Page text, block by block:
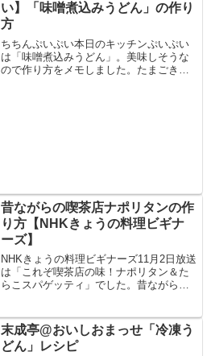
い】「味噌煮込みうどん」の作り
方
ちちんぷいぷい本日のキッチンぷいぷい
は「味噌煮込みうどん」。美味しそうな
ので作り方をメモしました。たまごきん
昔ながらの喫茶店ナポリタンの作
り方【NHKきょうの料理ビギナ
ーズ】
NHKきょうの料理ビギナーズ11月2日放送
は「これぞ喫茶店の味！ナポリタン＆た
らこスパゲッティ」でした。昔ながらの
末成亭@おいしおまっせ「冷凍う
どん」レシピ